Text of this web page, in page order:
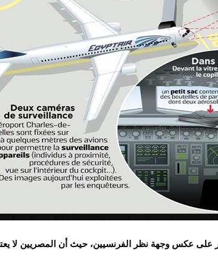
عكس وجهة نظر الفرنسيين، حيث أن المصريين لا